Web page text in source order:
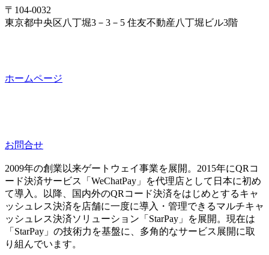
〒104-0032
東京都中央区八丁堀3－3－5 住友不動産八丁堀ビル3階
ホームページ
お問合せ
2009年の創業以来ゲートウェイ事業を展開。2015年にQRコ
ード決済サービス「WeChatPay」を代理店として日本に初め
て導入。以降、国内外のQRコード決済をはじめとするキャ
ッシュレス決済を店舗に一度に導入・管理できるマルチキャ
ッシュレス決済ソリューション「StarPay」を展開。現在は
「StarPay」の技術力を基盤に、多角的なサービス展開に取
り組んでいます。